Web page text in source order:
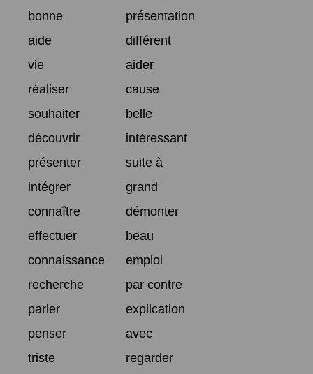
bonne
présentation
aide
différent
vie
aider
réaliser
cause
souhaiter
belle
découvrir
intéressant
présenter
suite à
intégrer
grand
connaître
démonter
effectuer
beau
connaissance
emploi
recherche
par contre
parler
explication
penser
avec
triste
regarder